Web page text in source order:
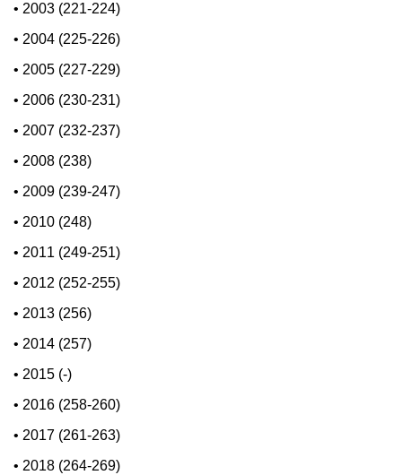
• 2003 (221-224)
• 2004 (225-226)
• 2005 (227-229)
• 2006 (230-231)
• 2007 (232-237)
• 2008 (238)
• 2009 (239-247)
• 2010 (248)
• 2011 (249-251)
• 2012 (252-255)
• 2013 (256)
• 2014 (257)
• 2015 (-)
• 2016 (258-260)
• 2017 (261-263)
• 2018 (264-269)